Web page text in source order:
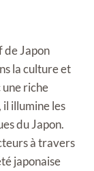
de Japon
la culture et
riche
illumine les
du Japon.
à travers
japonaise